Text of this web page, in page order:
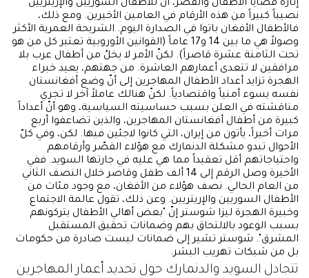
إثارة قضايا الأطفال والقصّر، أنّ للأطفال السوريين والإريتريين
نصيباً كبيراً من هذه الأرقام في العامين الأخيرين. ومع ذلك،
فالأطفال الأفغان باتوا في الصدارة اليوم. الشريحة العمرية الأكثر
وصولاً هي ما بين 14 و17 عاماً (القوانين الأوروبية تعتبر كل من هو
تحت الثامنة عشرة قاصراً). لكنّ الأمر لا يخلُ من أطفال عرب بلا
مرافقين لا تتعدى أعمارهم العاشرة. من جهتهم، يعيد خبراء
الهجرة تزايد أعداد الأطفال المهاجرين إلى أنّ وضع أفغانستان
نفسه يسوء أمنياً واقتصادياً. لكنّ هنالك عاملاً آخر لا تجري
مناقشته في العلن بسبب حساسيته السياسية، وهو أنّ أعداداً
كبيرة من أطفال أفغانستان المهاجرين، والذين تضاعفوا أربع
مرات أخيراً، يأتون من إيران، التي كانوا لاجئين فيها. لكن، وفي كلّ
الأحوال تبدو مشكلة الدنمارك مع هؤلاء القصّر وأرقامهم
واحتياجاتهم أقل تعقيداً مما هي عليه في جارتها السويد. ففي
الأخيرة وصل الرقم إلى 14 ألف طفل وقاصر خلال النصف الثاني
من العام الحالي. نصف هؤلاء من الأفغان، مع وجود مئات من
الأطفال السوريين والإريتريين. وعن ذلك، تقول عالمة الاجتماع
وخبيرة الهجرة ليزا شوستر إنّ "بعض أهالي الأطفال يتركونهم
بسبب الوعود بالالتحاق بهم وضمانات تحقيق المستقبل
المشرق". شوستر تشير إلى ضمانات ليست صادرة من حكومات
بل من شبكات تهريب البشر.
تتجادل السويد والدنمارك حول تحديد أعمار المهاجرين